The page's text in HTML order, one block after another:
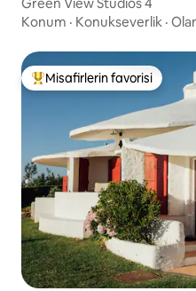
Konum · Konukseverlik ·
Misafirlerin favorilerinden
Misafirlerin favorisi